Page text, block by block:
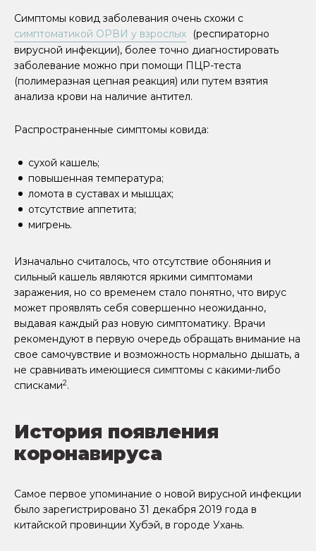
Симптомы ковид заболевания очень схожи с
симптоматикой ОРВИ у взрослых
(респираторно
вирусной инфекции), более точно диагностировать
заболевание можно при помощи ПЦР-теста
(полимеразная цепная реакция) или путем взятия
анализа крови на наличие антител.
Распространенные симптомы ковида:
сухой кашель;
повышенная температура;
ломота в суставах и мышцах;
отсутствие аппетита;
мигрень.
Изначально считалось, что отсутствие обоняния и
сильный кашель являются яркими симптомами
заражения, но со временем стало понятно, что вирус
может проявлять себя совершенно неожиданно,
выдавая каждый раз новую симптоматику. Врачи
рекомендуют в первую очередь обращать внимание на
свое самочувствие и возможность нормально дышать, а
не сравнивать имеющиеся симптомы с какими-либо
списками2.
История появления
коронавируса
Самое первое упоминание о новой вирусной инфекции
было зарегистрировано 31 декабря 2019 года в
китайской провинции Хубэй, в городе Ухань.